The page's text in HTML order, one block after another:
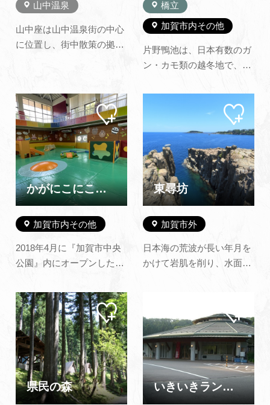
山中温泉
山中座は山中温泉街の中心
に位置し、街中散策の拠点
1,500名からなる山中漆器
職人によって造られた施設
というところです。 開湯
1,300年の歴史を誇る山中
温泉の総湯”菊の湯&rdqu…
橋立
加賀市内その他
片野鴨池は、日本有数のガ
ン・カモ類の越冬地で、約
湿地です。 冬季には数千羽
の水鳥が集まり、夏季には
多くの小鳥たちが周辺の林
で子育てをします。 11月か
ら2月にかけてが水鳥たち
の最盛期。目の前で野生の
暮らしを観察できます…
かがにこにこパーク
加賀市内その他
2018年4月に『加賀市中央
公園』内にオープンした加
加賀市以外に在住の方もご
利用可能です。（有料） 日
本海側最大級の大型ネット
遊具、ボルダリングやテン
トすべり台など、他にもた
くさんの遊具を取りそろえ
ています。施設には、遊具
エリアの…
マイ
ペー
ジに
追加
東尋坊
加賀市外
日本海の荒波が長い年月を
かけて岩肌を削り、水面か
節理の巨大な岩柱がそそり
立ち、地質学的にも貴重で
国の天然記念物に指定され
ています。また、30分で巡
る観光遊覧船からは、ライ
オン岩、ろ…
マイ
ペー
ジに
追加
県民の森
マイ
ペー
ジに
追加
いきいきランドかが エイムＢＳ
ペー
ジに
追加